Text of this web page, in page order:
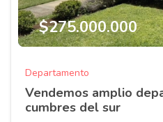
$275.000.000
Departamento
Vendemos amplio
cumbres del sur